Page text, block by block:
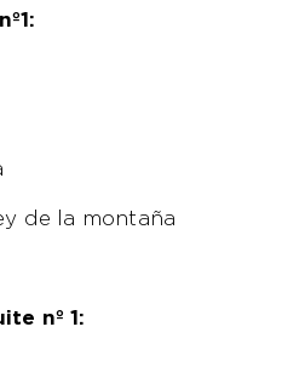
de la montaña
nº 1: